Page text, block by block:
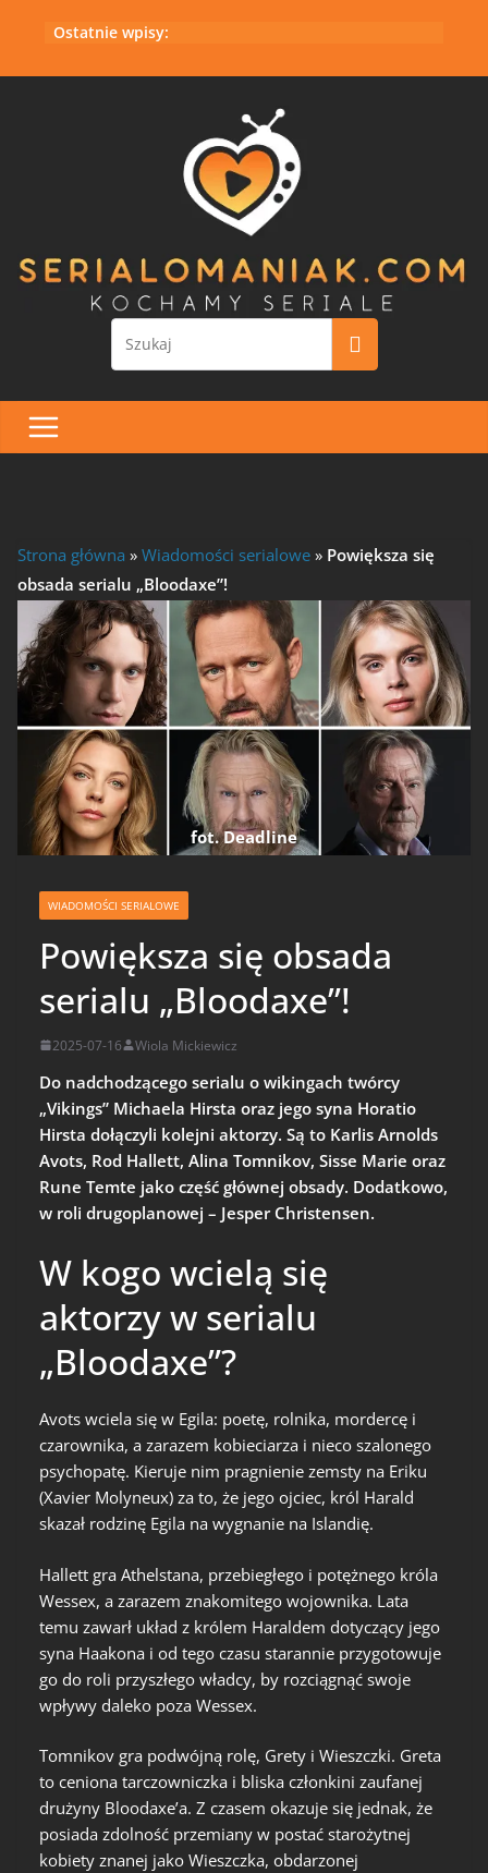
Ostatnie wpisy:
Strona główna » Wiadomości serialowe » Powiększa się
obsada serialu „Bloodaxe”!
fot. Deadline
WIADOMOŚCI SERIALOWE
Powiększa się obsada
serialu „Bloodaxe”!
2025-07-16 Wiola Mickiewicz
Do nadchodzącego serialu o wikingach twórcy
„Vikings” Michaela Hirsta oraz jego syna Horatio
Hirsta dołączyli kolejni aktorzy. Są to Karlis Arnolds
Avots, Rod Hallett, Alina Tomnikov, Sisse Marie oraz
Rune Temte jako część głównej obsady. Dodatkowo,
w roli drugoplanowej – Jesper Christensen.
W kogo wcielą się
aktorzy w serialu
„Bloodaxe”?
Avots wciela się w Egila: poetę, rolnika, mordercę i
czarownika, a zarazem kobieciarza i nieco szalonego
psychopatę. Kieruje nim pragnienie zemsty na Eriku
(Xavier Molyneux) za to, że jego ojciec, król Harald
skazał rodzinę Egila na wygnanie na Islandię.
Hallett gra Athelstana, przebiegłego i potężnego króla
Wessex, a zarazem znakomitego wojownika. Lata
temu zawarł układ z królem Haraldem dotyczący jego
syna Haakona i od tego czasu starannie przygotowuje
go do roli przyszłego władcy, by rozciągnąć swoje
wpływy daleko poza Wessex.
Tomnikov gra podwójną rolę, Grety i Wieszczki. Greta
to ceniona tarczowniczka i bliska członkini zaufanej
drużyny Bloodaxe’a. Z czasem okazuje się jednak, że
posiada zdolność przemiany w postać starożytnej
kobiety znanej jako Wieszczka, obdarzonej